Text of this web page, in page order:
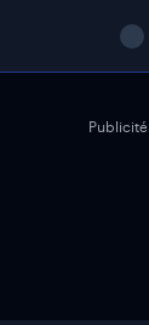
Publicité